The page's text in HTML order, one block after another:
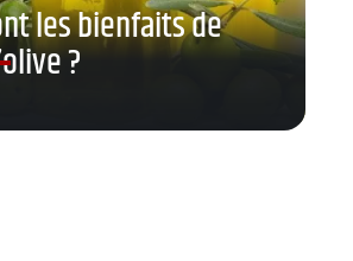
les bienfaits de
?